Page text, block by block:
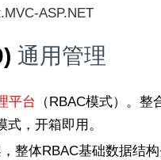
ASP.NET
通用管理
平台 （RBAC模式）。整
，开箱即用。
整体RBAC基础数据结